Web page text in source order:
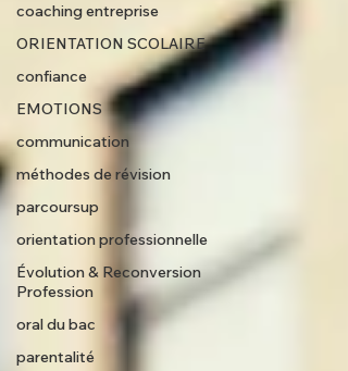
coaching entreprise
ORIENTATION SCOLAIRE
confiance
EMOTIONS
communication
méthodes de révision
parcoursup
orientation professionnelle
Évolution & Reconversion
Profession
oral du bac
parentalité